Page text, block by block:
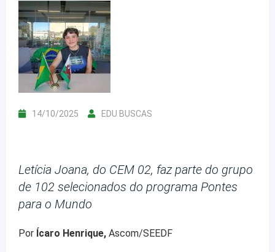
14/10/2025 EDU BUSCAS
Letícia Joana, do CEM 02, faz parte do grupo
de 102 selecionados do programa Pontes
para o Mundo
Por Ícaro Henrique, Ascom/SEEDF